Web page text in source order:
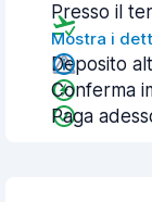
Presso il
Mostra i
Deposito
Conferma
Paga